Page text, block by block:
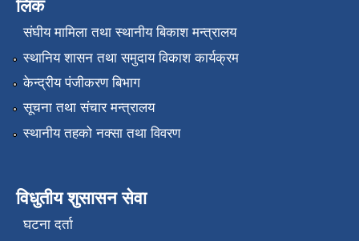
लिंक
संघीय मामिला तथा स्थानीय बिकाश मन्त्रालय
स्थानिय शासन तथा समुदाय विकाश कार्यक्रम
केन्द्रीय पंजीकरण बिभाग
सूचना तथा संचार मन्त्रालय
स्थानीय तहको नक्सा तथा विवरण
विधुतीय शुसासन सेवा
घटना दर्ता